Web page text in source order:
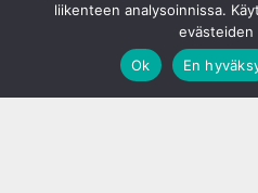
liikenteen analysoinnissa.
evästeiden
Ok
En